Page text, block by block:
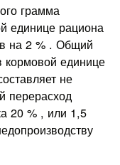
грамма
единице рациона
на 2 % . Общий
кормовой единице
не
перерасход
20 % , или 1,5